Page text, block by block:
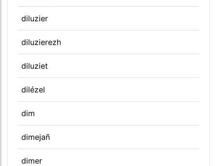
diluzier
diluzierezh
diluziet
dilézel
dim
dimejañ
dimer